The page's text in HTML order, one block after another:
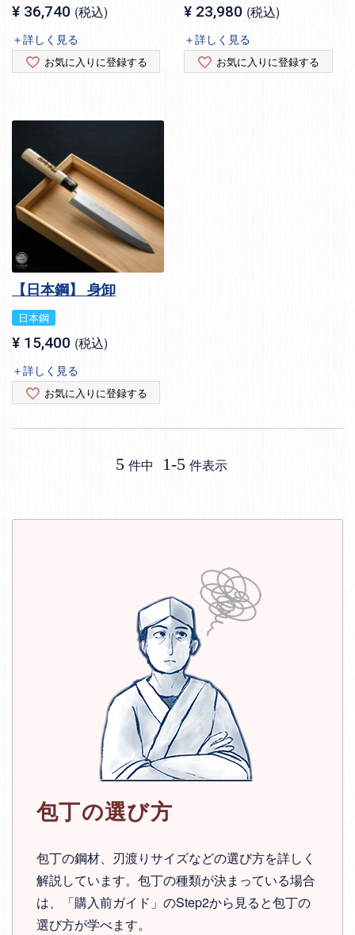
¥ 36,740 税込
＋詳しく見る
お気に入りに登録する
¥ 23,980 税込
＋詳しく見る
お気に入りに登録する
【日本鋼】 身卸
日本鋼
¥ 15,400 税込
＋詳しく見る
お気に入りに登録する
5 件中 1-5 件表示
包丁の選び方
包丁の鋼材、刃渡りサイズなどの選び方を詳しく
解説しています。包丁の種類が決まっている場合
は、「購入前ガイド」のStep2から見ると包丁の
選び方が学べます。